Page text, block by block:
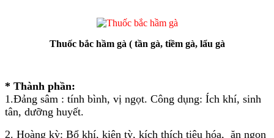
Thuốc bắc hầm gà ( tần gà, tiềm gà, lẩu gà
* Thành phần:
1 .Đảng sâm : tính bình, vị ngọt. Công dụng: Ích khí, sinh
tân, dưỡng huyết.
2. Hoàng kỳ: Bổ khí, kiện tỳ, kích thích tiêu hóa, ăn ngon